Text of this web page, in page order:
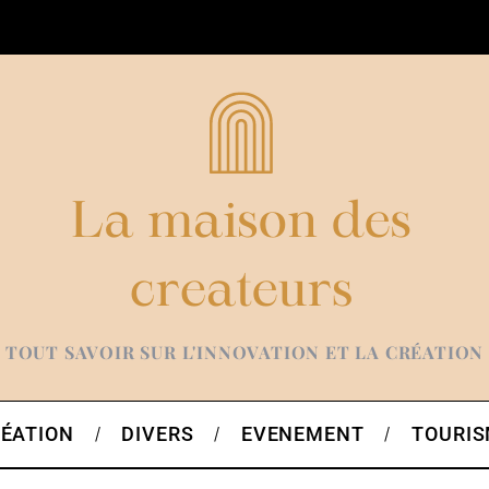
TOUT SAVOIR SUR L'INNOVATION ET LA CRÉATION
DIVERS EVENEMENT